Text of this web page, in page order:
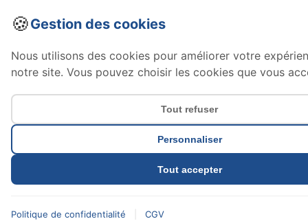
🍪Gestion des cookies
Nous utilisons des cookies pour améliorer votre
notre site. Vous pouvez choisir les cookies que vous
Tout refuser
Personnaliser
Tout accepter
Politique de confidentialité CGV